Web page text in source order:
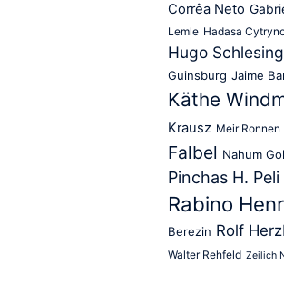
Corrêa Neto
Lemle Hadasa
Hugo
Guinsburg Jaime
Käthe
Krausz Meir Ronnen
Falbel Nahum
Pinchas H. Peli
Rabino
Berezin Rolf
Walter Rehfeld Zeilich